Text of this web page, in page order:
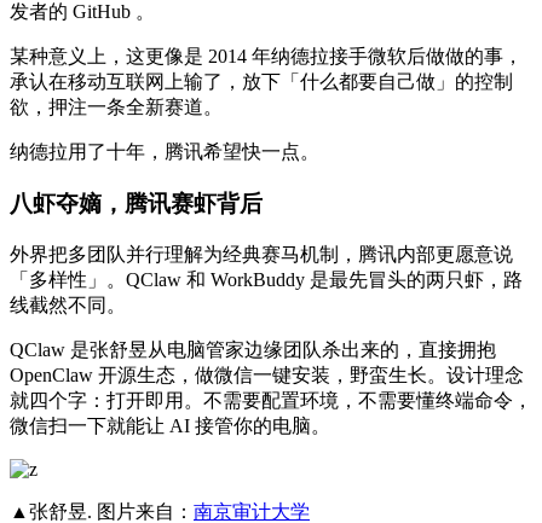
发者的 GitHub 。
某种意义上，这更像是 2014 年纳德拉接手微软后做做的事，
承认在移动互联网上输了，放下「什么都要自己做」的控制
欲，押注一条全新赛道。
纳德拉用了十年，腾讯希望快一点。
八虾夺嫡，腾讯赛虾背后
外界把多团队并行理解为经典赛马机制，腾讯内部更愿意说
「多样性」。QClaw 和 WorkBuddy 是最先冒头的两只虾，路
线截然不同。
QClaw 是张舒昱从电脑管家边缘团队杀出来的，直接拥抱
OpenClaw 开源生态，做微信一键安装，野蛮生长。设计理念
就四个字：打开即用。不需要配置环境，不需要懂终端命令，
微信扫一下就能让 AI 接管你的电脑。
▲张舒昱. 图片来自： 南京审计大学